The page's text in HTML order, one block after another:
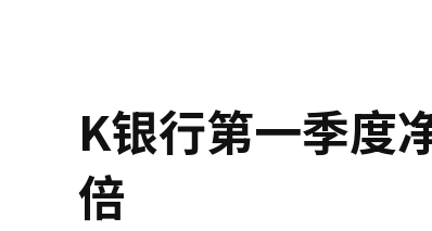
K银行第一季度
倍